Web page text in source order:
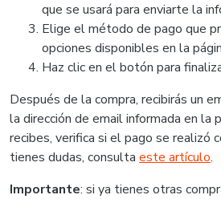
que se usará para enviarte la
Elige el método de pago que
opciones disponibles en la
Haz clic en el botón para
Después de la compra, recibirás un
la dirección de email informada en la
recibes, verifica si el pago se realizó
tienes dudas, consulta este artículo.
Importante: si ya tienes otras